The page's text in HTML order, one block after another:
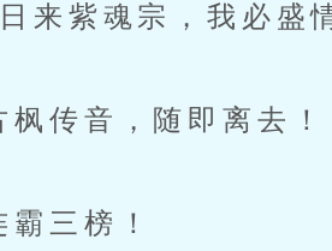
紫魂宗，我必盛
传音，随即离去！
三榜！